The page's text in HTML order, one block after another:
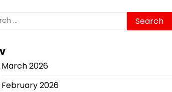
March 2026
February 2026